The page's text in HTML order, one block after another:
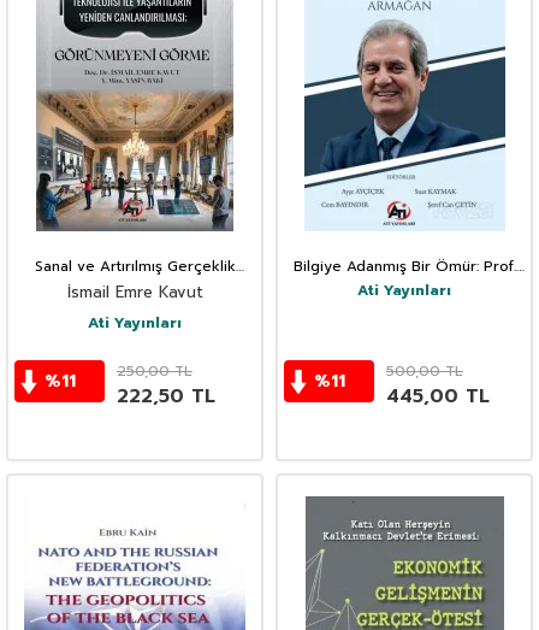
Sanal ve Artırılmış Gerçeklik
Teknolojisi ile Yaşantıların
Yeniden Canlandırılması;
Görünmeyeni Görm
İsmail Emre Kavut
Ati Yayınları
%11 250,00TL
222,50 TL
Bilgiye Adanmış Bir Ömür: Prof.
Dr. Metin Ayışığı'na Armağan
Ati Yayınları
%11 500,00TL
445,00 TL